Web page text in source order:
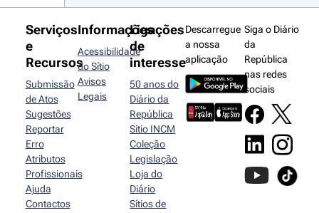
Serviços
e
Recursos
Submissão
de Atos
Sugestões
Reportar
Erro
Atributos
Profissionais
Ajuda
Contactos
Informações
Acessibilidade
do Sítio
Avisos
Legais
Ligações
de
interesse
50 anos do
Diário da
República
Sítio INCM
Coleção
Legislação
Loja do
Diário
Sítios de
Descarregue
a nossa
aplicação
Siga o Diário
da
República
nas redes
sociais